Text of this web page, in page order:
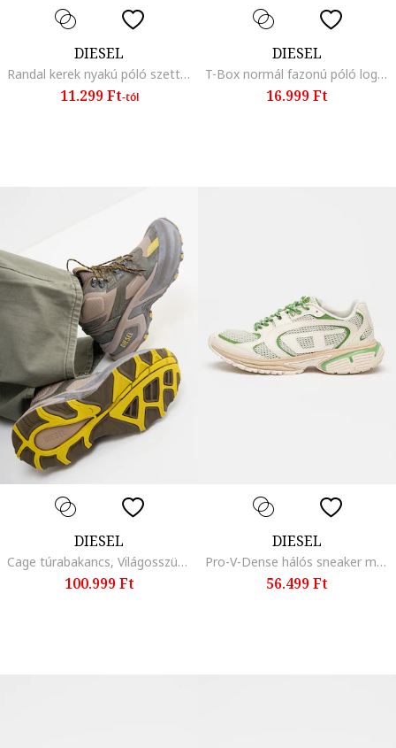
DIESEL
Randal kerek nyakú póló szett - 3 db, Fehér/Fekete/Szürke
11.299 Ft-tól
DIESEL
T-Box normál fazonú póló logóval, Fekete
16.999 Ft
DIESEL
Cage túrabakancs, Világosszürke/Világoszöld
100.999 Ft
DIESEL
Pro-V-Dense hálós sneaker műbőr részletekkel, Zöld/Csontszín
56.499 Ft